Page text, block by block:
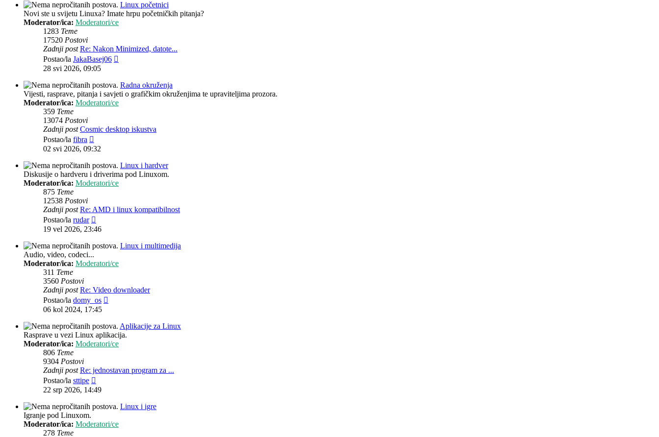
Linux početnici
Novi ste u svijetu Linuxa? Imate hrpu početničkih pitanja?
Moderator/ica: Moderatori/ce
1283 Teme
17520 Postovi
Zadnji post Re: Nakon Minimized, datote...
Postao/la JakaBasej06
28 svi 2026, 09:05
Radna okruženja
Vijesti, rasprave, pitanja i savjeti o grafičkim okruženjima te upraviteljima prozora.
Moderator/ica: Moderatori/ce
359 Teme
13074 Postovi
Zadnji post Cosmic desktop iskustva
Postao/la fibra
post
02 svi 2026, 09:32
Linux i hardver
Diskusije o hardveru i driverima pod Linuxom.
Moderator/ica: Moderatori/ce
875 Teme
12538 Postovi
Zadnji post Re: AMD i linux kompatibilnost
Postao/la rudar
post
19 vel 2026, 23:46
Linux i multimedija
Audio, video, codeci...
Moderator/ica: Moderatori/ce
311 Teme
3560 Postovi
Zadnji post Re: Video downloader
Postao/la domy_os
06 kol 2024, 17:45
Aplikacije za Linux
Rasprave u vezi Linux aplikacija.
Moderator/ica: Moderatori/ce
806 Teme
9304 Postovi
Zadnji post Re: jednostavan program za ...
Postao/la sttipe
post
22 srp 2026, 14:49
Linux i igre
Igranje pod Linuxom.
Moderator/ica: Moderatori/ce
278 Teme